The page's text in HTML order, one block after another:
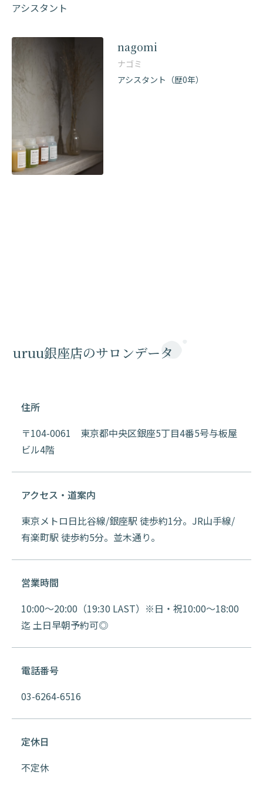
アシスタント
nagomi
ナゴミ
アシスタント（歴0年）
uruu銀座店のサロンデータ
住所
〒104-0061 東京都中央区銀座5丁目4番5号与板屋
ビル4階
アクセス・道案内
東京メトロ日比谷線/銀座駅 徒歩約1分。JR山手線/
有楽町駅 徒歩約5分。並木通り。
営業時間
10:00～20:00（19:30 LAST）※日・祝10:00～18:00
迄 土日早朝予約可◎
電話番号
03-6264-6516
定休日
不定休